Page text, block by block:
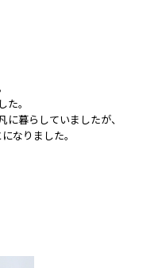
た。
暮らしていましたが、
なりました。